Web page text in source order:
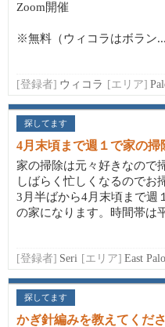
Zoom開催
※無料（ウィコラはボラン...
[登録者] ウィコラ [エリア]
探してます
4月末頃まで週１で家の
家の掃除は元々好きなので
しばらく忙しくなるのでお
3月半ばから4月末頃まで週
の家になります。時間帯は
[登録者] Seri [エリア] East
探してます
かぎ針編みを教えてくだ